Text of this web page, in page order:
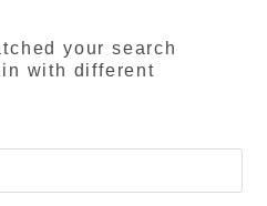
your search
with different